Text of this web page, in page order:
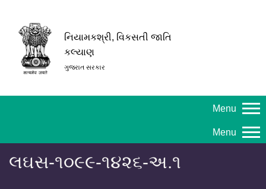
નિયામકશ્રી, વિકસતી જાતિ
કલ્યાણ
ગુજરાત સરકાર
Menu
Menu
લઘસ-૧૦૯૯-૧૪૨૬-અ.૧